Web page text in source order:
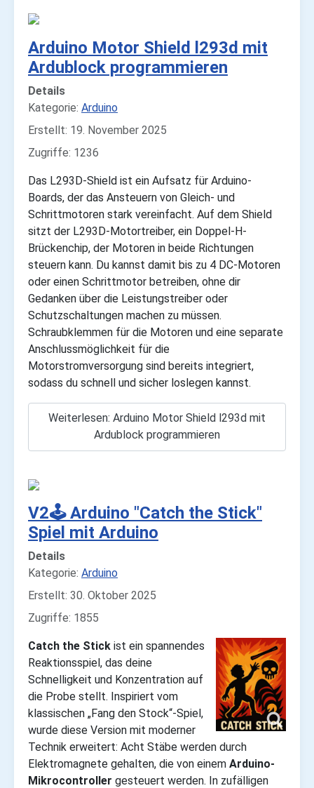
Arduino Motor Shield l293d mit
Ardublock programmieren
Details
Kategorie: Arduino
Erstellt: 19. November 2025
Zugriffe: 1236
Das L293D-Shield ist ein Aufsatz für Arduino-
Boards, der das Ansteuern von Gleich- und
Schrittmotoren stark vereinfacht. Auf dem Shield
sitzt der L293D-Motor­treiber, ein Doppel-H-
Brückenchip, der Motoren in beide Richtungen
steuern kann. Du kannst damit bis zu 4 DC-Motoren
oder einen Schrittmotor betreiben, ohne dir
Gedanken über die Leistungstreiber oder
Schutzschaltungen machen zu müssen.
Schraubklemmen für die Motoren und eine separate
Anschlussmöglichkeit für die
Motorstromversorgung sind bereits integriert,
sodass du schnell und sicher loslegen kannst.
Weiterlesen: Arduino Motor Shield l293d mit
Ardublock programmieren
V2🕹️ Arduino "Catch the Stick"
Spiel mit Arduino
Details
Kategorie: Arduino
Erstellt: 30. Oktober 2025
Zugriffe: 1855
Catch the Stick ist ein spannendes
Reaktionsspiel, das deine
Schnelligkeit und Konzentration auf
die Probe stellt. Inspiriert vom
klassischen „Fang den Stock“-Spiel,
wurde diese Version mit moderner
Technik erweitert: Acht Stäbe werden durch
Elektromagnete gehalten, die von einem Arduino-
Mikrocontroller gesteuert werden. In zufälligen